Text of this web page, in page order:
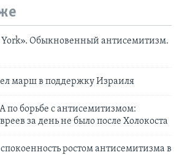
Обыкновенный антисемитизм.
марш в поддержку Израиля
борьбе с антисемитизмом:
за день не было после Холокоста
ростом антисемитизма в